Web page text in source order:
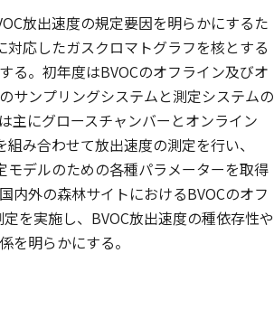
放出速度の規定要因を明らかにするた
対応したガスクロマトグラフを核とする
る。初年度はBVOCのオフライン及びオ
サンプリングシステムと測定システムの
主にグロースチャンバーとオンライン
組み合わせて放出速度の測定を行い、
モデルのための各種パラメーターを取得
内外の森林サイトにおけるBVOCのオフ
を実施し、BVOC放出速度の種依存性や
を明らかにする。